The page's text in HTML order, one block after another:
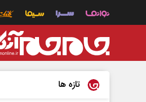
تازه ها